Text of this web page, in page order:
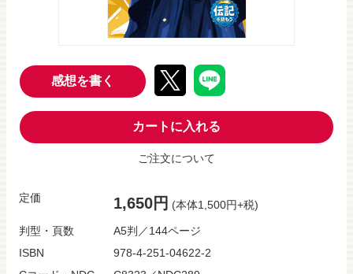
感想を書く
カートに入れる
ご注文について
定価 1,650円 (本体1,500円+税)
判型・頁数
A5判／144ページ
ISBN
978-4-251-04622-2